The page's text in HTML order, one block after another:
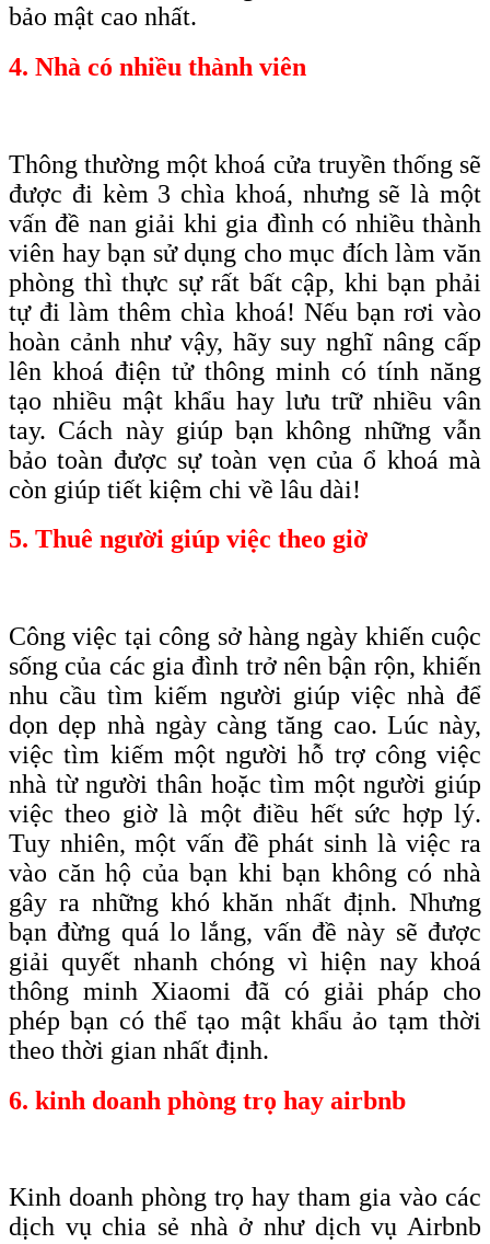
bảo mật cao nhất.
4. Nhà có nhiều thành viên
Thông thường một khoá cửa truyền thống sẽ
được đi kèm 3 chìa khoá, nhưng sẽ là một
vấn đề nan giải khi gia đình có nhiều thành
viên hay bạn sử dụng cho mục đích làm văn
phòng thì thực sự rất bất cập, khi bạn phải
tự đi làm thêm chìa khoá! Nếu bạn rơi vào
hoàn cảnh như vậy, hãy suy nghĩ nâng cấp
lên khoá điện tử thông minh có tính năng
tạo nhiều mật khẩu hay lưu trữ nhiều vân
tay. Cách này giúp bạn không những vẫn
bảo toàn được sự toàn vẹn của ổ khoá mà
còn giúp tiết kiệm chi về lâu dài!
5. Thuê người giúp việc theo giờ
Công việc tại công sở hàng ngày khiến cuộc
sống của các gia đình trở nên bận rộn, khiến
nhu cầu tìm kiếm người giúp việc nhà để
dọn dẹp nhà ngày càng tăng cao. Lúc này,
việc tìm kiếm một người hỗ trợ công việc
nhà từ người thân hoặc tìm một người giúp
việc theo giờ là một điều hết sức hợp lý.
Tuy nhiên, một vấn đề phát sinh là việc ra
vào căn hộ của bạn khi bạn không có nhà
gây ra những khó khăn nhất định. Nhưng
bạn đừng quá lo lắng, vấn đề này sẽ được
giải quyết nhanh chóng vì hiện nay khoá
thông minh Xiaomi đã có giải pháp cho
phép bạn có thể tạo mật khẩu ảo tạm thời
theo thời gian nhất định.
6. kinh doanh phòng trọ hay airbnb
Kinh doanh phòng trọ hay tham gia vào các
dịch vụ chia sẻ nhà ở như dịch vụ Airbnb